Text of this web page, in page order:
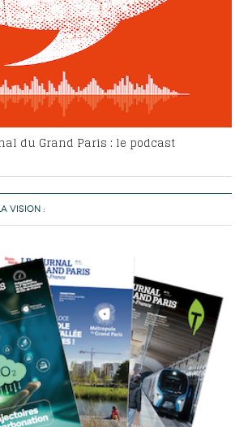
du Grand Paris : le podcast
VISION :